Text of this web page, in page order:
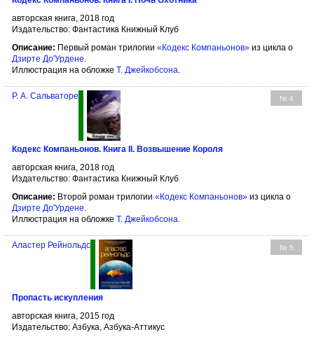
авторская книга, 2018 год
Издательство: Фантастика Книжный Клуб
Описание: Первый роман трилогии «Кодекс Компаньонов» из цикла о
Дзирте До'Урдене.
Иллюстрация на обложке Т. Джейкобсона.
№ 4
Р. А. Сальваторе
Кодекс Компаньонов. Книга II. Возвышение Короля
авторская книга, 2018 год
Издательство: Фантастика Книжный Клуб
Описание: Второй роман трилогии «Кодекс Компаньонов» из цикла о
Дзирте До'Урдене.
Иллюстрация на обложке Т. Джейкобсона.
№ 5
Аластер Рейнольдс
Пропасть искупления
авторская книга, 2015 год
Издательство: Азбука, Азбука-Аттикус